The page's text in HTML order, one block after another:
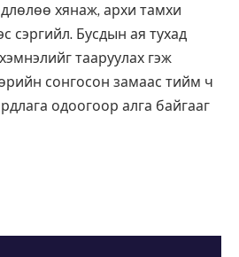
хянаж, архи тамхи
сэргийл. Бусдын ая тухад
тааруулах гэж
сонгосон замаас тийм ч
одоогоор алга байгааг